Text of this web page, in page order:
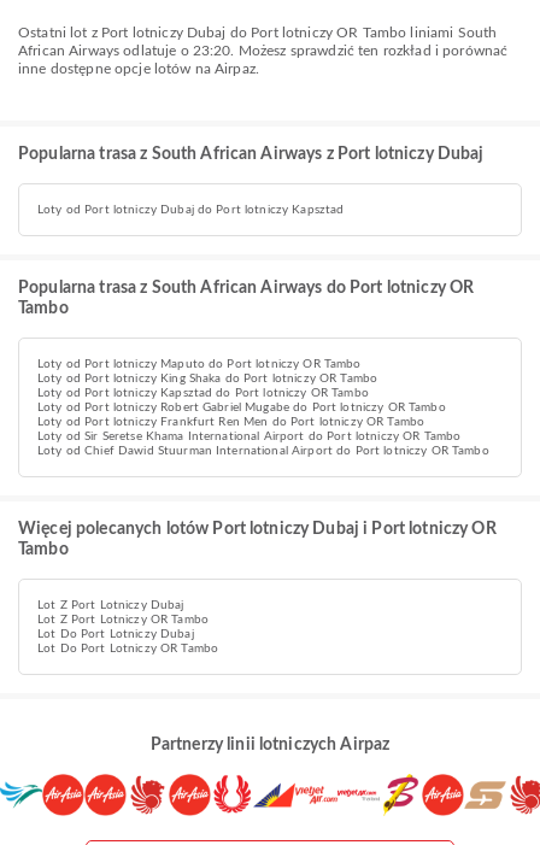
Ostatni lot z Port lotniczy Dubaj do Port lotniczy OR Tambo liniami South
African Airways odlatuje o 23:20. Możesz sprawdzić ten rozkład i porównać
inne dostępne opcje lotów na Airpaz.
Popularna trasa z South African Airways z Port lotniczy Dubaj
Loty od Port lotniczy Dubaj do Port lotniczy Kapsztad
Popularna trasa z South African Airways do Port lotniczy OR
Tambo
Loty od Port lotniczy Maputo do Port lotniczy OR Tambo
Loty od Port lotniczy King Shaka do Port lotniczy OR Tambo
Loty od Port lotniczy Kapsztad do Port lotniczy OR Tambo
Loty od Port lotniczy Robert Gabriel Mugabe do Port lotniczy OR Tambo
Loty od Port lotniczy Frankfurt Ren Men do Port lotniczy OR Tambo
Loty od Sir Seretse Khama International Airport do Port lotniczy OR Tambo
Loty od Chief Dawid Stuurman International Airport do Port lotniczy OR Tambo
Więcej polecanych lotów Port lotniczy Dubaj i Port lotniczy OR
Tambo
Lot Z Port Lotniczy Dubaj
Lot Z Port Lotniczy OR Tambo
Lot Do Port Lotniczy Dubaj
Lot Do Port Lotniczy OR Tambo
Partnerzy linii lotniczych Airpaz